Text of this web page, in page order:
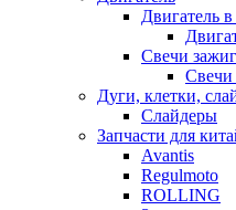
Двигатель в
Свечи
Свечи
Дуги, клетки,
Слайдеры
Запчасти для
Avantis
Regulmoto
ROLLING